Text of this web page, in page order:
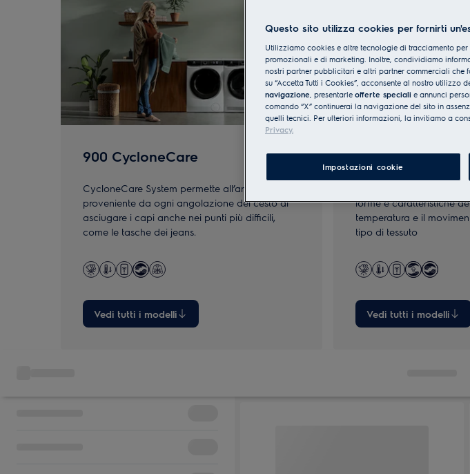
900 CycloneCare
CycloneCare System permette all’aria
proveniente da ogni angolazione del cesto di
asciugare i capi anche nei punti più difficili,
come le tasche dei jeans.
Vedi tutti i modelli
800
forme e caratteristiche
temperatura e il
tipo di tessuto
Vedi tutti i modelli
Questo sito utilizza cookies per fornirti
Utilizziamo cookies e altre tecnologie di tracciamento
promozionali e di marketing. Inoltre, condividiamo
nostri partner pubblicitari e altri partner commerciali
su “Accetta Tutti i Cookies”, acconsente al nostro utilizzo
navigazione, presentarle offerte speciali e annunci
comando “X” continuerai la navigazione del sito in
quelli tecnici. Per ulteriori informazioni, la invitiamo a
Privacy.
Impostazioni cookie